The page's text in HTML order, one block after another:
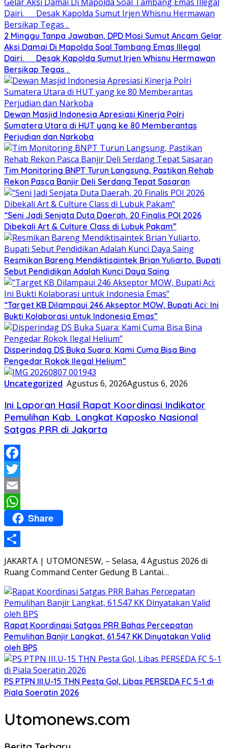
2 Minggu Tanpa Jawaban, DPD Mosi Sumut Ancam Gelar
Aksi Damai Di Mapolda Soal Tambang Emas Illegal
Dairi. Desak Kapolda Sumut Irjen Whisnu Hermawan
Bersikap Tegas .
Dewan Masjid Indonesia Apresiasi Kinerja Polri
Sumatera Utara di HUT yang ke 80 Memberantas
Perjudian dan Narkoba
Tim Monitoring BNPT Turun Langsung, Pastikan Rehab
Rekon Pasca Banjir Deli Serdang Tepat Sasaran
“Seni Jadi Senjata Duta Daerah, 20 Finalis POI 2026
Dibekali Art & Culture Class di Lubuk Pakam”
Resmikan Bareng Mendiktisaintek Brian Yuliarto, Bupati
Sebut Pendidikan Adalah Kunci Daya Saing
“Target KB Dilampaui 246 Akseptor MOW, Bupati Aci: Ini
Bukti Kolaborasi untuk Indonesia Emas”
Disperindag DS Buka Suara: Kami Cuma Bisa Bina
Pengedar Rokok Ilegal Helium”
Uncategorized Agustus 6, 2026Agustus 6, 2026
Ini Laporan Hasil Rapat Koordinasi Indikator
Pemulihan Kab. Langkat Kaposko Nasional
Satgas PRR di Jakarta
Facebook
Twitter
Email
WhatsApp
Share
Share
JAKARTA | UTOMONESW, – Selasa, 4 Agustus 2026 di
Ruang Command Center Gedung B Lantai…
Rapat Koordinasi Satgas PRR Bahas Percepatan
Pemulihan Banjir Langkat, 61.547 KK Dinyatakan Valid
oleh BPS
PS PTPN III.U-15 THN Pesta Gol, Libas PERSEDA FC 5-1 di
Piala Soeratin 2026
Utomonews.com